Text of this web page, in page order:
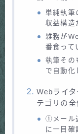
単純執筆
収益構造
雑務が
番食って
執筆その
で自動化
Webライ
テゴリの全
①メール
に一目確